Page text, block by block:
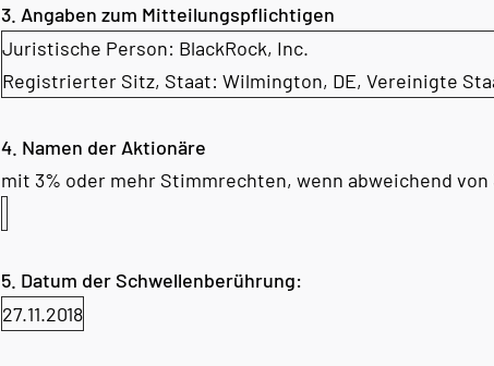
3. Angaben zum Mitteilungspflichtigen
Juristische Person: BlackRock, Inc.
Registrierter Sitz, Staat: Wilmington, DE, Vereinigte
4. Namen der Aktionäre
mit 3% oder mehr Stimmrechten, wenn abweichend von
5. Datum der Schwellenberührung:
27.11.2018